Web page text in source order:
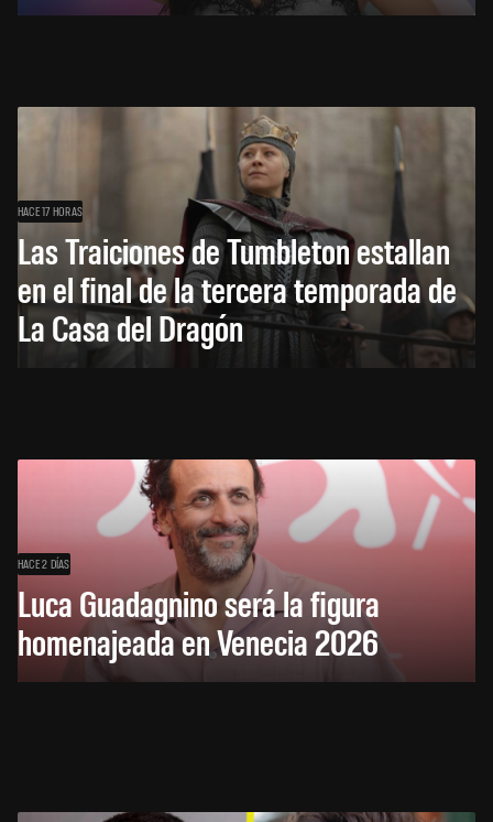
HACE 17 HORAS
Las Traiciones de Tumbleton estallan
en el final de la tercera temporada de
La Casa del Dragón
HACE 2 DÍAS
Luca Guadagnino será la figura
homenajeada en Venecia 2026